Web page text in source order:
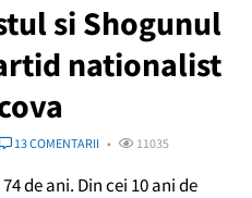
si Shogunul
nationalist
13 COMENTARII 11035
de ani. Din cei 10 ani de